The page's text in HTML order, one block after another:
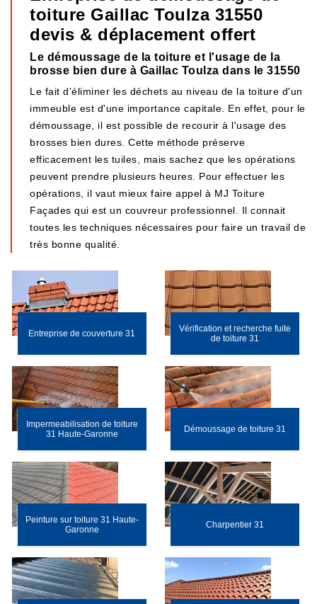
toiture Gaillac Toulza 31550
devis & déplacement offert
Le démoussage de la toiture et l'usage de la
brosse bien dure à Gaillac Toulza dans le 31550
Le fait d'éliminer les déchets au niveau de la toiture d'un
immeuble est d'une importance capitale. En effet, pour le
démoussage, il est possible de recourir à l'usage des
brosses bien dures. Cette méthode préserve
efficacement les tuiles, mais sachez que les opérations
peuvent prendre plusieurs heures. Pour effectuer les
opérations, il vaut mieux faire appel à MJ Toiture
Façades qui est un couvreur professionnel. Il connait
toutes les techniques nécessaires pour faire un travail de
très bonne qualité.
Entreprise de couverture 31
Vérification et recherche fuite
de toiture 31
Impermeabilisation de toiture
31 Haute-Garonne
Démoussage de toiture 31
Peinture sur toiture 31 Haute-
Garonne
Charpentier 31